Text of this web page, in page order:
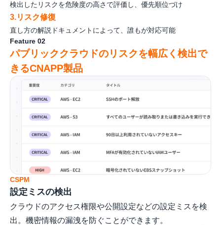
検出したリスクを危険度の高さで評価し、優先順位づけ
3.リスク修復
直し方の解説ドキュメントによって、誰もが対応可能
Feature 02
パブリッククラウドのリスクを幅広く検出で
きるCNAPP製品
CSPM
設定ミスの検出
クラウドのアクセス権限や公開設定などの設定ミスを検
出。機密情報の漏洩を防ぐことができます。